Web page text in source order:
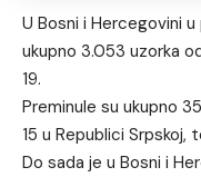
U Bosni i Hercegovini
ukupno 3.053 uzorka
19.
Preminule su ukupno
15 u Republici
Do sada je u Bosni i